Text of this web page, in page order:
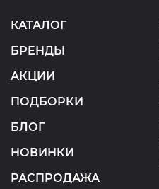
КАТАЛОГ
БРЕНДЫ
АКЦИИ
ПОДБОРКИ
БЛОГ
НОВИНКИ
РАСПРОДАЖА